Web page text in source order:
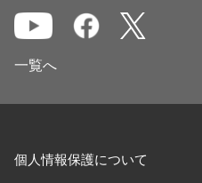
一覧へ
個人情報保護について